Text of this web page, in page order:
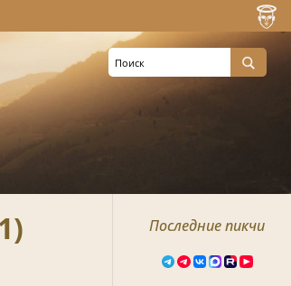
Последние пикчи